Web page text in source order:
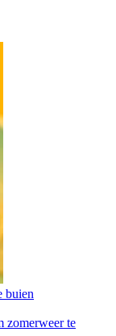
buien
zomerweer te